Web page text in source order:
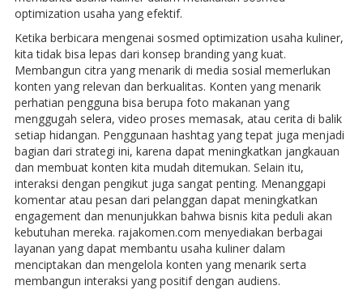
optimization usaha yang efektif.
Ketika berbicara mengenai sosmed optimization usaha kuliner,
kita tidak bisa lepas dari konsep branding yang kuat.
Membangun citra yang menarik di media sosial memerlukan
konten yang relevan dan berkualitas. Konten yang menarik
perhatian pengguna bisa berupa foto makanan yang
menggugah selera, video proses memasak, atau cerita di balik
setiap hidangan. Penggunaan hashtag yang tepat juga menjadi
bagian dari strategi ini, karena dapat meningkatkan jangkauan
dan membuat konten kita mudah ditemukan. Selain itu,
interaksi dengan pengikut juga sangat penting. Menanggapi
komentar atau pesan dari pelanggan dapat meningkatkan
engagement dan menunjukkan bahwa bisnis kita peduli akan
kebutuhan mereka. rajakomen.com menyediakan berbagai
layanan yang dapat membantu usaha kuliner dalam
menciptakan dan mengelola konten yang menarik serta
membangun interaksi yang positif dengan audiens.